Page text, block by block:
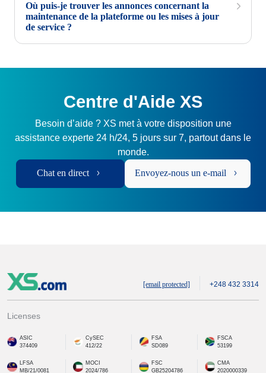
Où puis-je trouver les annonces concernant la
maintenance de la plateforme ou les mises à jour
de service ?
Centre d'Aide XS
Besoin d’aide ? XS met à votre disposition une
assistance experte 24 h/24, 5 jours sur 7, partout dans le
monde.
Chat en direct Envoyez-nous un e-mail
[email protected] +248 432 3314
Licenses
ASIC
374409
CySEC
412/22
FSA
SD089
FSCA
53199
LFSA
MB/21/0081
MOCI
2024/786
FSC
GB25204786
CMA
2020000339